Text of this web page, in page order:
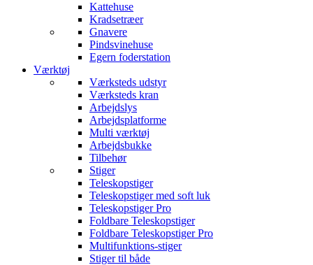
Kattehuse
Kradsetræer
Gnavere
Pindsvinehuse
Egern foderstation
Værktøj
Værksteds udstyr
Værksteds kran
Arbejdslys
Arbejdsplatforme
Multi værktøj
Arbejdsbukke
Tilbehør
Stiger
Teleskopstiger
Teleskopstiger med soft luk
Teleskopstiger Pro
Foldbare Teleskopstiger
Foldbare Teleskopstiger Pro
Multifunktions-stiger
Stiger til både